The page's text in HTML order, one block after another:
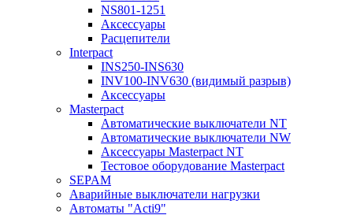
NS801-1251
Аксессуары
Расцепители
Interpact
INS250-INS630
INV100-INV630 (видимый разрыв)
Аксессуары
Masterpact
Автоматические выключатели NT
Автоматические выключатели NW
Аксессуары Masterpact NT
Тестовое оборудование Masterpact
SEPAM
Аварийные выключатели нагрузки
Автоматы "Acti9"